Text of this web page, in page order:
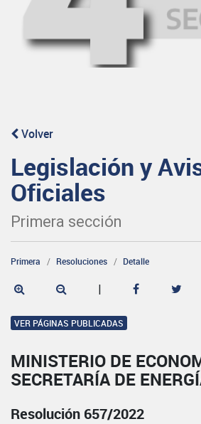
Volver
Legislación y
Oficiales
Primera sección
Primera Resoluciones Detalle
|
VER PÁGINAS PUBLICADAS
MINISTERIO DE
SECRETARÍA DE
Resolución 657/2022